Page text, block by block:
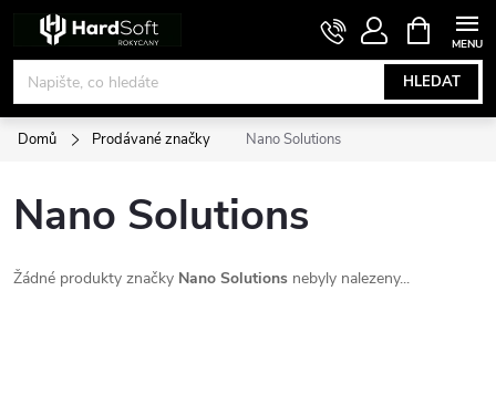
obsah
HLEDAT
NÁKUPNÍ
KOŠÍK
Domů Prodávané značky Nano Solutions
Nano Solutions
Žádné produkty značky Nano Solutions nebyly nalezeny...